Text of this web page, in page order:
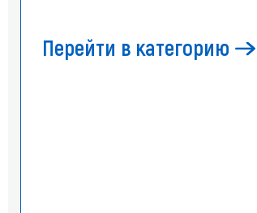
Перейти в категорию